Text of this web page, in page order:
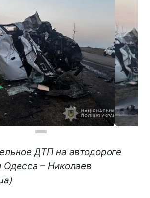
ДТП на автодороге
– Николаев